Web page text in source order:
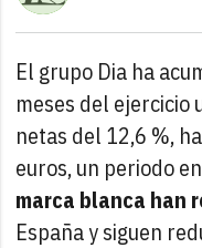
El grupo Dia ha
meses del ejercicio
netas del 12,6 %,
euros, un periodo
marca blanca han
España y siguen